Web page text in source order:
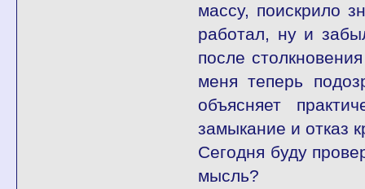
массу, поискрило
работал, ну и
после
меня теперь
объясняет
замыкание и отказ
Сегодня буду
мысль?